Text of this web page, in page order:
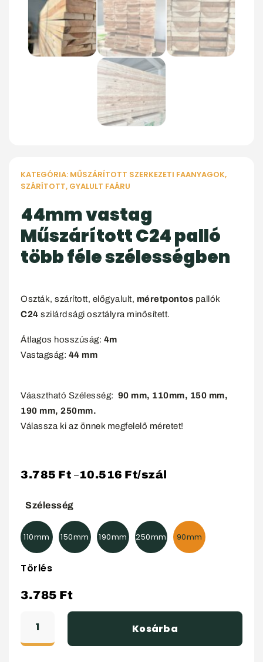
KATEGÓRIA: MŰSZÁRÍTOTT SZERKEZETI FAANYAGOK,
SZÁRÍTOTT, GYALULT FAÁRU
44mm vastag
Műszárított C24 palló
több féle szélességben
Oszták, szárított, előgyalult, méretpontos pallók
C24 szilárdsági osztályra minősített.
Átlagos hosszúság: 4m
Vastagság: 44 mm
Váasztható Szélesség: 90 mm, 110mm, 150 mm,
190 mm, 250mm.
Válassza ki az önnek megfelelő méretet!
3.785 Ft –10.516 Ft/szál
Szélesség
110mm 150mm 190mm 250mm 90mm
Törlés
3.785 Ft
Kosárba